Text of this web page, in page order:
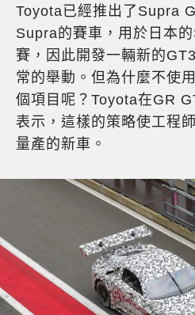
Toyota已經推出了Supra
Supra的賽車，用於日本
賽，因此開發一輛新的
常的舉動。但為什麼不使
個項目呢？Toyota在GR
表示，這樣的策略使工程
量產的新車。